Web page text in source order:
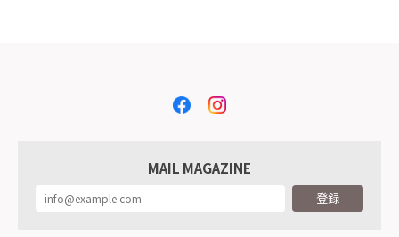
MAIL MAGAZINE
登録